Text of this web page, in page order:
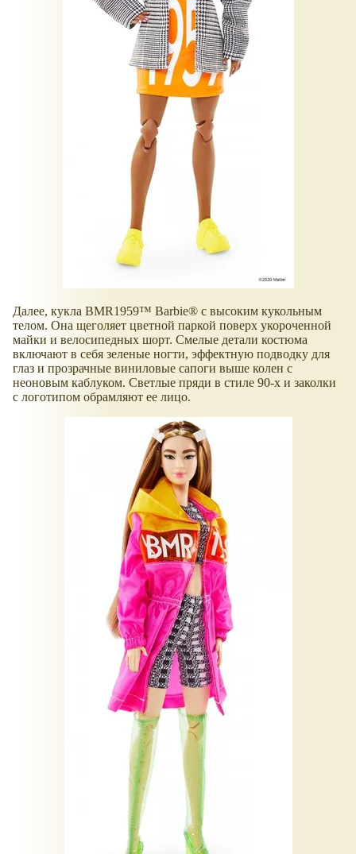
Далее, кукла BMR1959™ Barbie® с высоким кукольным
телом. Она щеголяет цветной паркой поверх укороченной
майки и велосипедных шорт. Смелые детали костюма
включают в себя зеленые ногти, эффектную подводку для
глаз и прозрачные виниловые сапоги выше колен с
неоновым каблуком. Светлые пряди в стиле 90-х и заколки
с логотипом обрамляют ее лицо.